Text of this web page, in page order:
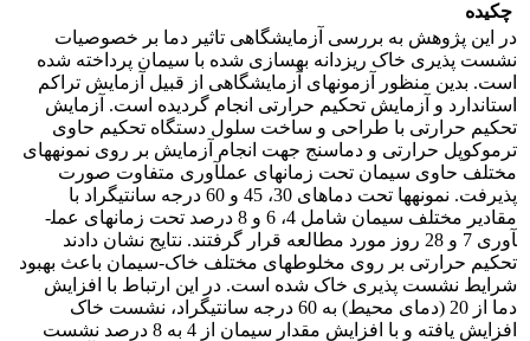
چکیده
در این پژوهش به بررسی آزمایشگاهی تاثیر دما بر خصوصیات
نشست پذیری خاک ریزدانه بهسازی شده با سیمان پرداخته شده
است. بدین منظور آزمون­های آزمایشگاهی از قبیل آزمایش تراکم
استاندارد و آزمایش تحکیم حرارتی انجام گردیده است. آزمایش
تحکیم حرارتی با طراحی و ساخت سلول دستگاه تحکیم حاوی
ترموکوپل حرارتی و دماسنج جهت انجام آزمایش بر روی نمونه­های
مختلف حاوی سیمان تحت زمان­های عمل­آوری متفاوت صورت
پذیرفت. نمونه­ها تحت دماهای 30، 45 و 60 درجه سانتی­گراد با
مقادیر مختلف سیمان شامل 4، 6 و 8 درصد تحت زمان­های عمل­
آوری 7 و 28 روز مورد مطالعه قرار گرفتند. نتایج نشان دادند
تحکیم حرارتی بر روی مخلوطهای مختلف خاک­-سیمان باعث بهبود
شرایط نشست پذیری خاک شده است. در این ارتباط با افزایش
دما از 20 (دمای محیط) به 60 درجه سانتی­گراد، نشست خاک
افزایش یافته و با افزایش مقدار سیمان از 4 به 8 درصد نشست